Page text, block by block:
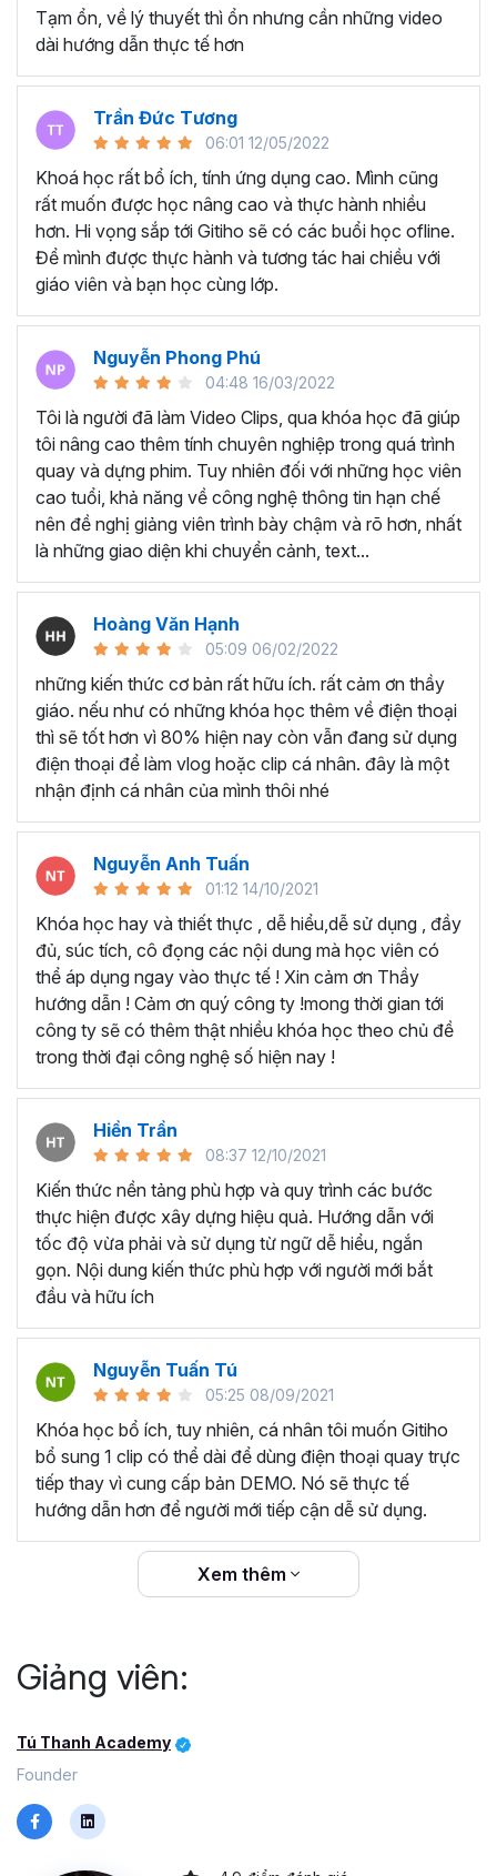
NHỮNG GÌ HỌC VIÊN LÀM ĐƯỢC SAU KHÓA HỌC
QUAY DỰNG VIDEO CỦA GITIHO
Học viên dựng video giới thiệu về đồ uống
Học viên làm video giới thiệu đồ ăn
Học viên Quay Look Book cho thương hiệu Caffeine
Studio
Quay giới thiệu sản phẩm Twister
KHÓA HỌC NÀY PHÙ HỢP VỚI
CONTENT CREATOR:
ắt hẳn bạn sẽ muốn nâng cao thương hiệu cá nhân
trong mắt khán giả qua những video chỉn chu, sinh
động và bổ ích.
CHỦ SHOP ONLINE:
và mong muốn tạo ra những video quảng cáo hấp
dẫn cho sản phẩm của mình, tăng tỉ lệ chốt đơn.
Tạm ổn, về lý thuyết thì ổn nhưng cần những video
dài hướng dẫn thực tế hơn
Trần Đức Tương
06:01 12/05/2022
Khoá học rất bổ ích, tính ứng dụng cao. Mình cũng
rất muốn được học nâng cao và thực hành nhiều
hơn. Hi vọng sắp tới Gitiho sẽ có các buổi học ofline.
Để mình được thực hành và tương tác hai chiều với
giáo viên và bạn học cùng lớp.
Nguyễn Phong Phú
04:48 16/03/2022
Tôi là người đã làm Video Clips, qua khóa học đã giúp
tôi nâng cao thêm tính chuyên nghiệp trong quá trình
quay và dựng phim. Tuy nhiên đối với những học viên
cao tuổi, khả năng về công nghệ thông tin hạn chế
nên đề nghị giảng viên trình bày chậm và rõ hơn, nhất
là những giao diện khi chuyển cảnh, text...
Hoàng Văn Hạnh
05:09 06/02/2022
những kiến thức cơ bản rất hữu ích. rất cảm ơn thầy
giáo. nếu như có những khóa học thêm về điện thoại
thì sẽ tốt hơn vì 80% hiện nay còn vẫn đang sử dụng
điện thoại để làm vlog hoặc clip cá nhân. đây là một
nhận định cá nhân của mình thôi nhé
Nguyễn Anh Tuấn
01:12 14/10/2021
Khóa học hay và thiết thực , dễ hiểu,dễ sử dụng , đầy
đủ, súc tích, cô đọng các nội dung mà học viên có
thể áp dụng ngay vào thực tế ! Xin cảm ơn Thầy
hướng dẫn ! Cảm ơn quý công ty !mong thời gian tới
công ty sẽ có thêm thật nhiều khóa học theo chủ đề
trong thời đại công nghệ số hiện nay !
Hiền Trần
08:37 12/10/2021
Kiến thức nền tảng phù hợp và quy trình các bước
thực hiện được xây dựng hiệu quả. Hướng dẫn với
tốc độ vừa phải và sử dụng từ ngữ dễ hiểu, ngắn
gọn. Nội dung kiến thức phù hợp với người mới bắt
đầu và hữu ích
Nguyễn Tuấn Tú
05:25 08/09/2021
Khóa học bổ ích, tuy nhiên, cá nhân tôi muốn Gitiho
bổ sung 1 clip có thể dài để dùng điện thoại quay trực
tiếp thay vì cung cấp bản DEMO. Nó sẽ thực tế
hướng dẫn hơn để người mới tiếp cận dễ sử dụng.
Xem thêm
Giảng viên:
Tú Thanh Academy
Founder